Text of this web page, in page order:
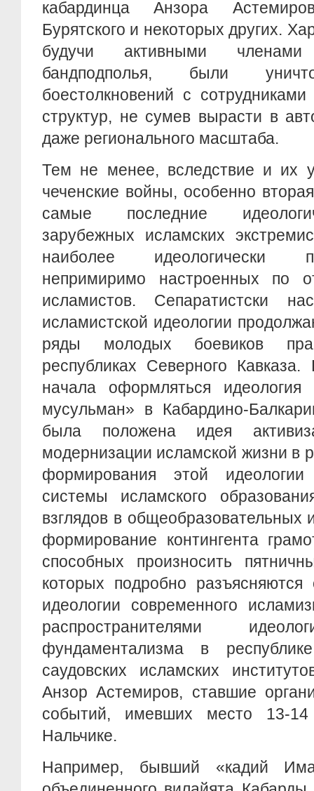
кабардинца Анзора
Бурятского и некоторых других.
будучи активными членами
бандподполья, были
боестолкновений с
структур, не сумев вырасти в
даже регионального масштаба.
Тем не менее, вследствие и их
чеченские войны, особенно
самые последние
зарубежных исламских
наиболее идеологически
непримиримо настроенных по
исламистов. Сепаратистски
исламистской идеологии
ряды молодых боевиков
республиках Северного
начала оформляться
мусульман» в Кабардино-
была положена идея
модернизации исламской жизни в
формирования этой идеологии
системы исламского
взглядов в общеобразовательных
формирование контингента
способных произносить
которых подробно
идеологии современного
распространителями
фундаментализма в
саудовских исламских
Анзор Астемиров, ставшие
событий, имевших место 13-
Нальчике.
Например, бывший «кадий